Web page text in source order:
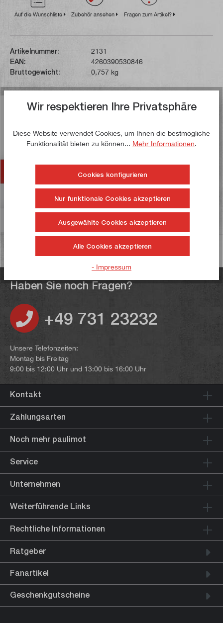
Auf die Wunschliste Zubehör ansehen Fragen zum Artikel?
Artikelnummer:
2131
EAN:
4260390530846
Bruttogewicht:
0,757 kg
Beschreibung
zum Längsdrehen, Plandrehen, Anfasen, Ein- und
Abstechen, Gewindeschne…Mehr
Bewertungen 37
Informationen zur Produktsicherheit
Haben Sie noch Fragen?
+49 731 23232
Unsere Telefonzeiten:
Montag bis Freitag
9:00 bis 12:00 Uhr und 13:00 bis 16:00 Uhr
Kontakt
Zahlungsarten
Noch mehr paulimot
Service
Unternehmen
Weiterführende Links
Rechtliche Informationen
Ratgeber
Fanartikel
Geschenkgutscheine
Wir respektieren Ihre Privatsphäre
Diese Website verwendet Cookies, um Ihnen die bestmögliche
Funktionalität bieten zu können... Mehr Informationen.
Cookies konfigurieren
Nur funktionale Cookies akzeptieren
Ausgewählte Cookies akzeptieren
Alle Cookies akzeptieren
- Impressum